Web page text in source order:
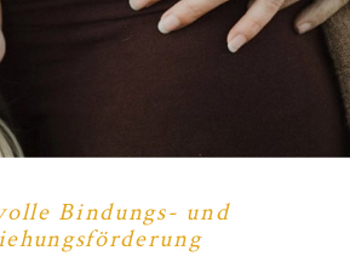
Bindungs- und